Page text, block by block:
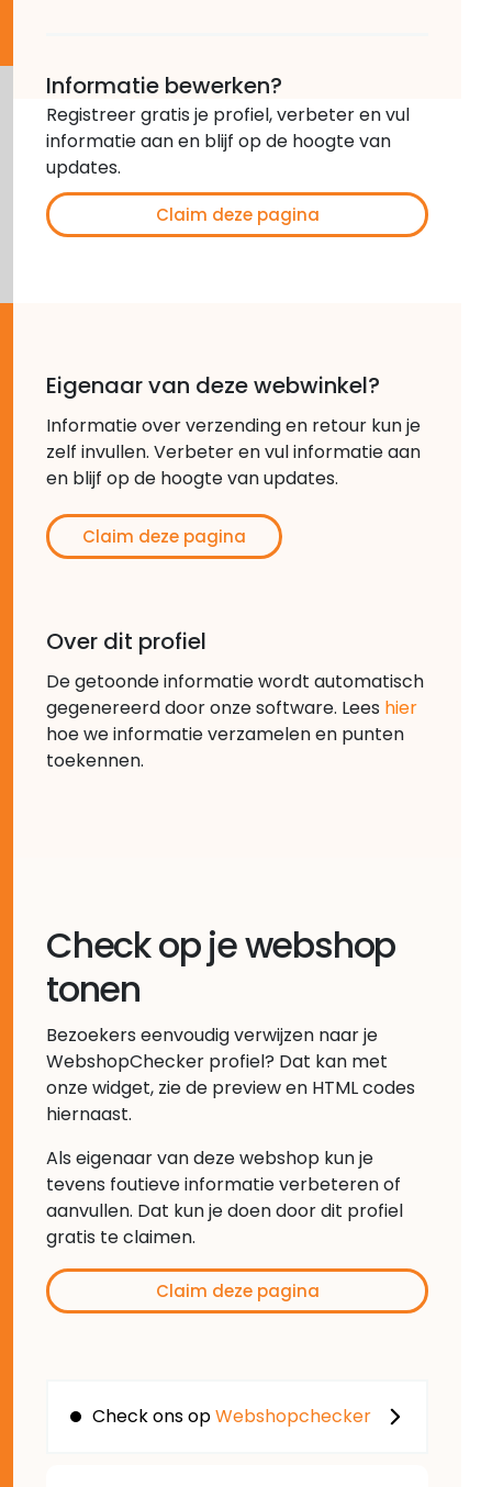
Informatie bewerken?
Registreer gratis je profiel, verbeter en vul
informatie aan en blijf op de hoogte van
updates.
Claim deze pagina
Eigenaar van deze webwinkel?
Informatie over verzending en retour kun je
zelf invullen. Verbeter en vul informatie aan
en blijf op de hoogte van updates.
Claim deze pagina
Over dit profiel
De getoonde informatie wordt automatisch
gegenereerd door onze software. Lees hier
hoe we informatie verzamelen en punten
toekennen.
Check op je webshop
tonen
Bezoekers eenvoudig verwijzen naar je
WebshopChecker profiel? Dat kan met
onze widget, zie de preview en HTML codes
hiernaast.
Als eigenaar van deze webshop kun je
tevens foutieve informatie verbeteren of
aanvullen. Dat kun je doen door dit profiel
gratis te claimen.
Claim deze pagina
Check ons opWebshopchecker